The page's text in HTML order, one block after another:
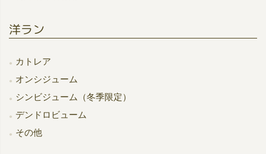
洋ラン
カトレア
オンシジューム
シンビジューム（冬季限定）
デンドロビューム
その他